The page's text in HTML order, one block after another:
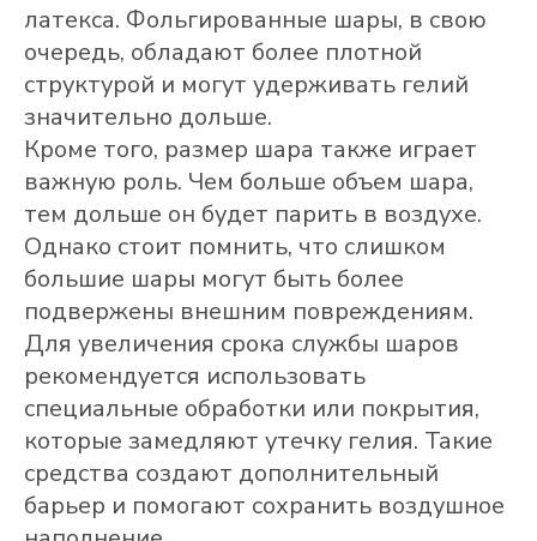
латекса. Фольгированные шары, в свою
очередь, обладают более плотной
структурой и могут удерживать гелий
значительно дольше.
Кроме того, размер шара также играет
важную роль. Чем больше объем шара,
тем дольше он будет парить в воздухе.
Однако стоит помнить, что слишком
большие шары могут быть более
подвержены внешним повреждениям.
Для увеличения срока службы шаров
рекомендуется использовать
специальные обработки или покрытия,
которые замедляют утечку гелия. Такие
средства создают дополнительный
барьер и помогают сохранить воздушное